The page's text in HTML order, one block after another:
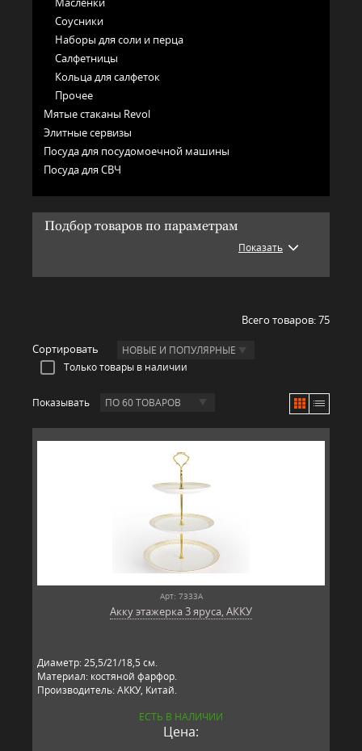
Соусники
Наборы для соли и перца
Салфетницы
Кольца для салфеток
Прочее
Мятые стаканы Revol
Элитные сервизы
Посуда для посудомоечной машины
Посуда для СВЧ
Подбор товаров по параметрам
Показать
Всего товаров:75
Сортировать
НОВЫЕ И ПОПУЛЯРНЫЕ
Только товары в наличии
Показывать ПО 60 ТОВАРОВ
Арт: 7333А
Акку этажерка 3 яруса, АККУ
Диаметр: 25,5/21/18,5 см.
Материал: костяной фарфор.
Производитель: АККУ, Китай.
ЕСТЬ В НАЛИЧИИ
Цена: